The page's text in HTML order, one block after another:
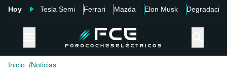
Hoy Tesla Semi Ferrari Mazda Elon Musk Degradación
Inicio Noticias